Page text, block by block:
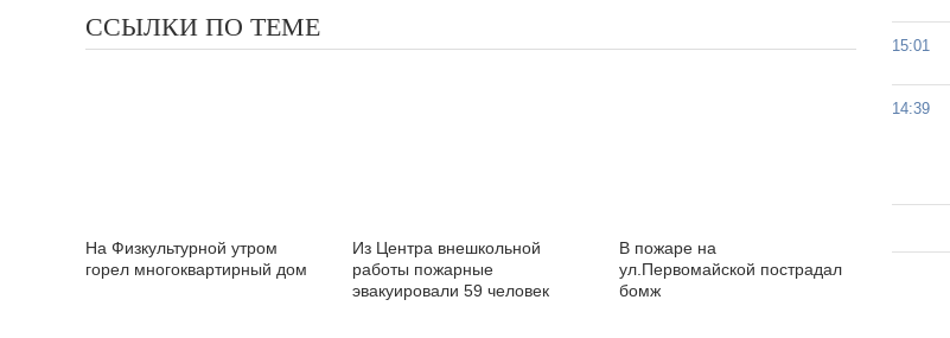
ССЫЛКИ ПО ТЕМЕ
На Физкультурной утром
горел многоквартирный дом
Из Центра внешкольной
работы пожарные
эвакуировали 59 человек
В пожаре на
ул.Первомайской пострадал
бомж
15:01
14:39